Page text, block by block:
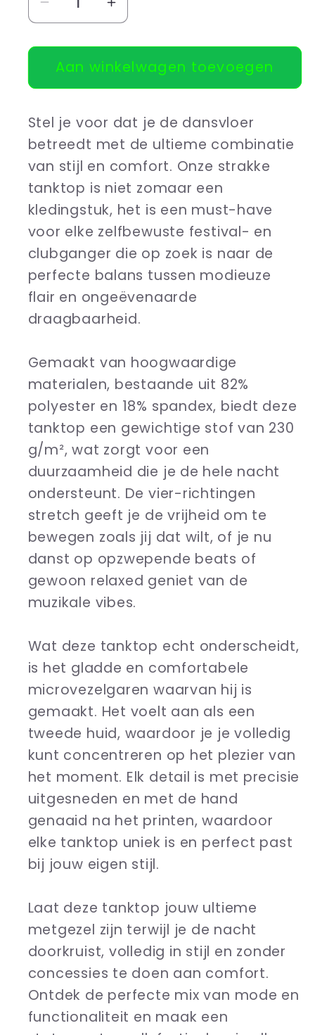
Aantal
verlagen
voor
Ladies
Tank
House
is
my
therapy
Aantal
verhogen
voor
Ladies
Tank
House
is
my
therapy
Aan winkelwagen toevoegen
Stel je voor dat je de dansvloer
betreedt met de ultieme combinatie
van stijl en comfort. Onze strakke
tanktop is niet zomaar een
kledingstuk, het is een must-have
voor elke zelfbewuste festival- en
clubganger die op zoek is naar de
perfecte balans tussen modieuze
flair en ongeëvenaarde
draagbaarheid.
Gemaakt van hoogwaardige
materialen, bestaande uit 82%
polyester en 18% spandex, biedt deze
tanktop een gewichtige stof van 230
g/m², wat zorgt voor een
duurzaamheid die je de hele nacht
ondersteunt. De vier-richtingen
stretch geeft je de vrijheid om te
bewegen zoals jij dat wilt, of je nu
danst op opzwepende beats of
gewoon relaxed geniet van de
muzikale vibes.
Wat deze tanktop echt onderscheidt,
is het gladde en comfortabele
microvezelgaren waarvan hij is
gemaakt. Het voelt aan als een
tweede huid, waardoor je je volledig
kunt concentreren op het plezier van
het moment. Elk detail is met precisie
uitgesneden en met de hand
genaaid na het printen, waardoor
elke tanktop uniek is en perfect past
bij jouw eigen stijl.
Laat deze tanktop jouw ultieme
metgezel zijn terwijl je de nacht
doorkruist, volledig in stijl en zonder
concessies te doen aan comfort.
Ontdek de perfecte mix van mode en
functionaliteit en maak een